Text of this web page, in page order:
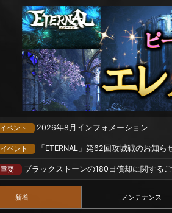
イベント 2026年8月インフォメーション
イベント 「ETERNAL」第62回攻城戦のお知ら
重要 ブラックストーンの180日償却に関する
新着 メンテナンス